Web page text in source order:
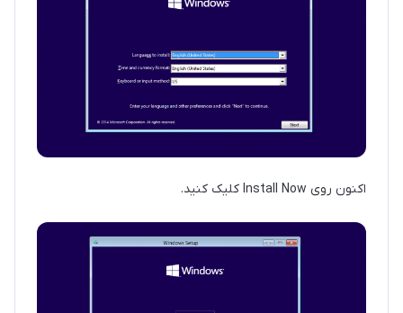
اکنون روی Install Now کلیک کنید.